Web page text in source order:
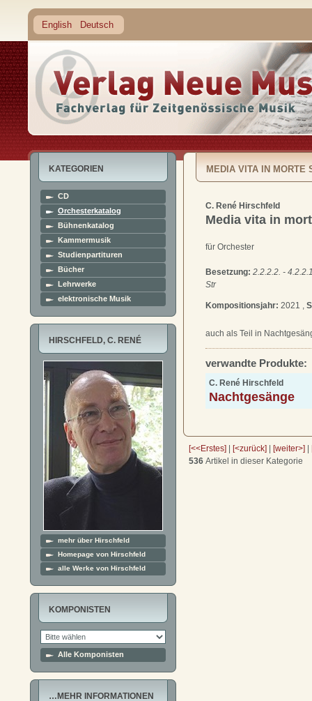
English Deutsch
KATEGORIEN
CD
Orchesterkatalog
Bühnenkatalog
Kammermusik
Studienpartituren
Bücher
Lehrwerke
elektronische Musik
HIRSCHFELD, C. RENÉ
mehr über Hirschfeld
Homepage von Hirschfeld
alle Werke von Hirschfeld
KOMPONISTEN
Alle Komponisten
…MEHR INFORMATIONEN
MEDIA VITA IN MORTE
C. René Hirschfeld
Media vita in
für Orchester
Besetzung: 2.2.2.2. -
Str
Kompositionsjahr: 2021 ,
auch als Teil in
verwandte Produkte:
C. René Hirschfeld
Nachtgesänge
[<<Erstes] [<zurück] [weiter>]
536 Artikel in dieser Kategorie